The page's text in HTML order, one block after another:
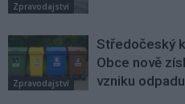
Zpravodajství
Zpravodajství
Středočeský
Obce nově
vzniku odpadu